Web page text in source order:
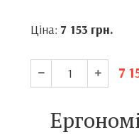
Ціна: 7 153 грн.
7